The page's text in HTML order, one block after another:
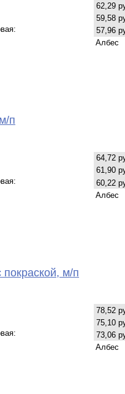
62,29
59,58
57,96
Албес
п
64,72
61,90
60,22
Албес
м/п
78,52
75,10
73,06
Албес